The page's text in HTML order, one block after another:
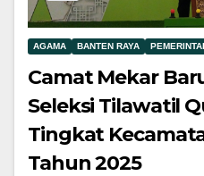
AGAMA BANTEN RAYA
Camat Mekar
Seleksi Tilawatil
Tingkat
Tahun 2025